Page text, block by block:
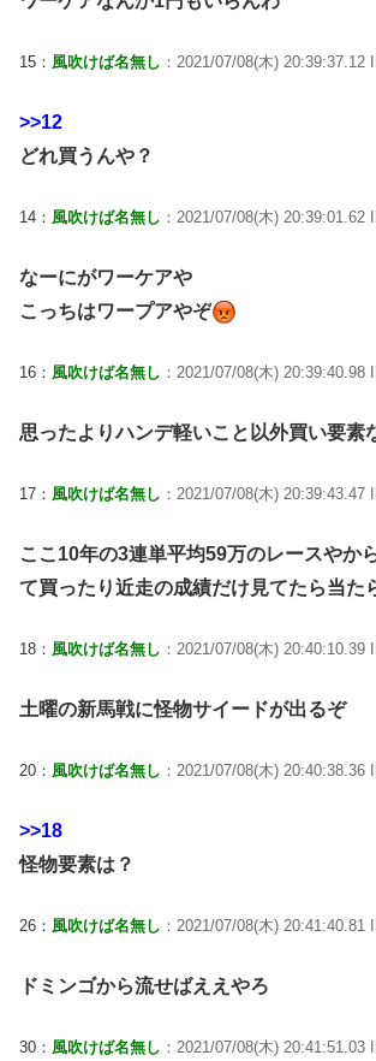
15： 風吹けば名無し ：2021/07/08(木) 20:39:37.12
>>12
どれ買うんや？
14： 風吹けば名無し ：2021/07/08(木) 20:39:01.62
なーにがワーケアや
こっちはワープアやぞ
16： 風吹けば名無し ：2021/07/08(木) 20:39:40.98
思ったよりハンデ軽いこと以外買い要素
17： 風吹けば名無し ：2021/07/08(木) 20:39:43.47
ここ10年の3連単平均59万のレースやか
て買ったり近走の成績だけ見てたら当た
18： 風吹けば名無し ：2021/07/08(木)
土曜の新馬戦に怪物サイードが出るぞ
20： 風吹けば名無し ：2021/07/08(木) 20:40:38.36
>>18
怪物要素は？
26： 風吹けば名無し ：2021/07/08(木) 20:41:40.81
ドミンゴから流せばええやろ
30： 風吹けば名無し ：2021/07/08(木) 20:41:51.03